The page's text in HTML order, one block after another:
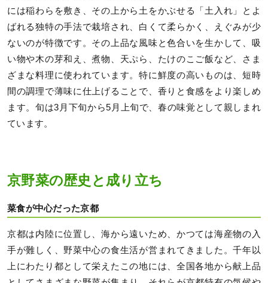
には稲わらを敷き、その上から土をかぶせる「土入れ」とよ
ばれる独特の手法で栽培され、白くて柔らかく、えぐみが少
ないのが特徴です。その上品な風味と色合いを生かして、吸
い物や木の芽和え、煮物、天ぷら、たけのこご飯など、さま
ざまな料理に使われています。特に鮮度の高いものは、短時
間の調理で薄味に仕上げることで、香りと食感をより楽しめ
ます。旬は3月下旬から5月上旬で、春の味覚として親しまれ
ています。
京野菜の歴史と成り立ち
菜食が中心だった京都
京都は内陸に位置し、海から遠いため、かつては海産物の入
手が難しく、野菜中心の食生活が営まれてきました。千年以
上にわたり都として栄えたこの地には、全国各地から献上品